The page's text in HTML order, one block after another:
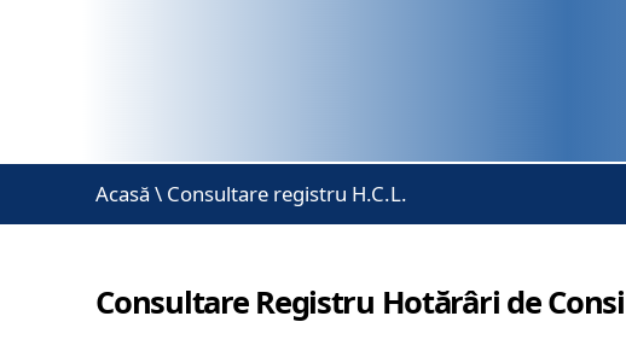
Acasă \ Consultare registru H.C.L.
Consultare Registru Hotărâri de